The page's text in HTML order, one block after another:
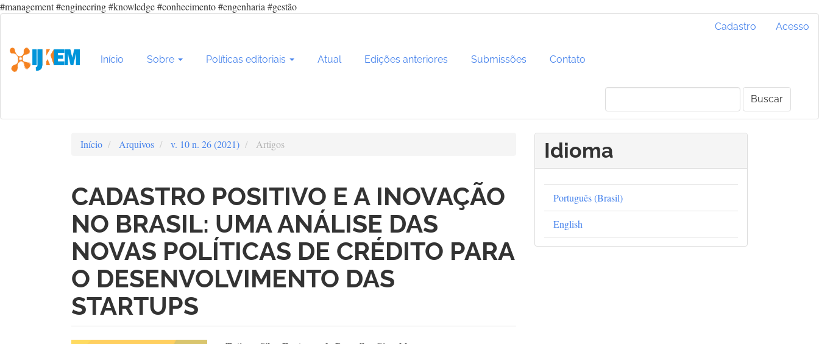
#management #engineering #knowledge #conhecimento #engenharia #gestão
Conteúdo
principal
Barra
Cadastro Acesso
Início Sobre Políticas editoriais Atual Edições anteriores Submissões Contato
Buscar
Início Arquivos v. 10 n. 26 (2021) Artigos
CADASTRO POSITIVO E A INOVAÇÃO
NO BRASIL: UMA ANÁLISE DAS
NOVAS POLÍTICAS DE CRÉDITO PARA
O DESENVOLVIMENTO DAS
STARTUPS
Idioma
Português (Brasil)
English